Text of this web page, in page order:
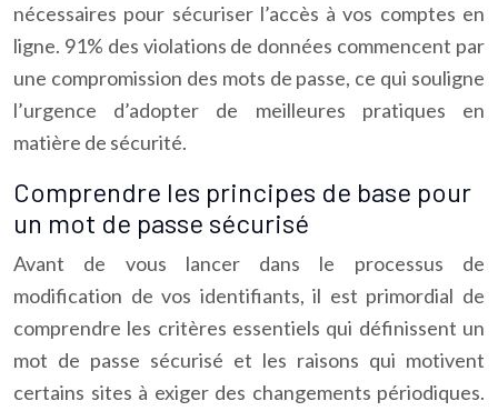
nécessaires pour sécuriser l’accès à vos comptes en
ligne. 91% des violations de données commencent par
une compromission des mots de passe, ce qui souligne
l’urgence d’adopter de meilleures pratiques en
matière de sécurité.
Comprendre les principes de base pour
un mot de passe sécurisé
Avant de vous lancer dans le processus de
modification de vos identifiants, il est primordial de
comprendre les critères essentiels qui définissent un
mot de passe sécurisé et les raisons qui motivent
certains sites à exiger des changements périodiques.